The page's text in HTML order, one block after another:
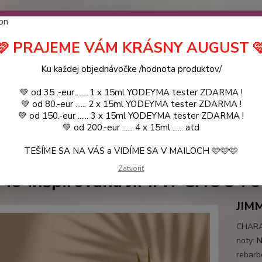
❤️ od .. 35 .-eur CENA PRODUKTOV si môžte vybrať ..
.. (TIE VŠAK TERBA VPÍSAŤ V SEKCII DODACE
a VIDÍME SA V MAILOCH a v Košiciach :) aj OSOBNE. 👋🤚👋 ..
KATALÓG Blog
Hľadať
FM - PARFEMY ROYAL PARFUMY DÁMSKE FM 449 Inšpirovaná
Inšpirovaná JIMMY CHOO
noty:
PRAJEME VÁM KRÁSNY AUGUST
Ku každej objednávočke /hodnota produktov/
💚 od 35 .-eur ...... 1 x 15ml YODEYMA tester ZDARMA !
💚 od 80.-eur ...... 2 x 15ml YODEYMA tester ZDARMA !
💚 od 150.-eur ...... 3 x 15ml YODEYMA tester ZDARMA !
💚 od 200.-eur ...... 4 x 15ml ...... atd
TEŠÍME SA NA VÁS a VIDÍME SA V MAILOCH 🩷🩷🩷
Zatvoriť